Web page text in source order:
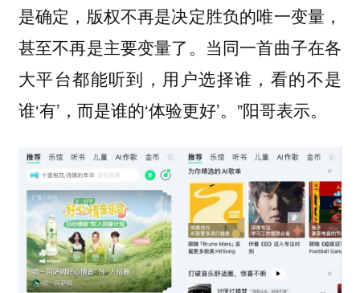
是确定，版权不再是决定胜负的唯一变量，
甚至不再是主要变量了。当同一首曲子在各
大平台都能听到，用户选择谁，看的不是
谁‘有’，而是谁的‘体验更好’。”阳哥表示。